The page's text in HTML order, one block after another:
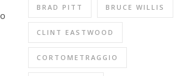
BRAD PITT BRUCE WILLIS
CLINT EASTWOOD
CORTOMETRAGGIO